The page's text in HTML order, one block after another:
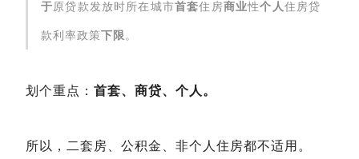
于原贷款发放时所在城市首套住房商业性个人住房贷
款利率政策下限。
划个重点： 首套、商贷、个人。
所以，二套房、公积金、非个人住房都不适用。